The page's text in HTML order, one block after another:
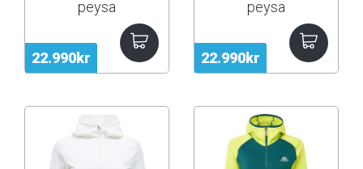
22.990kr
peysa
22.990kr
peysa